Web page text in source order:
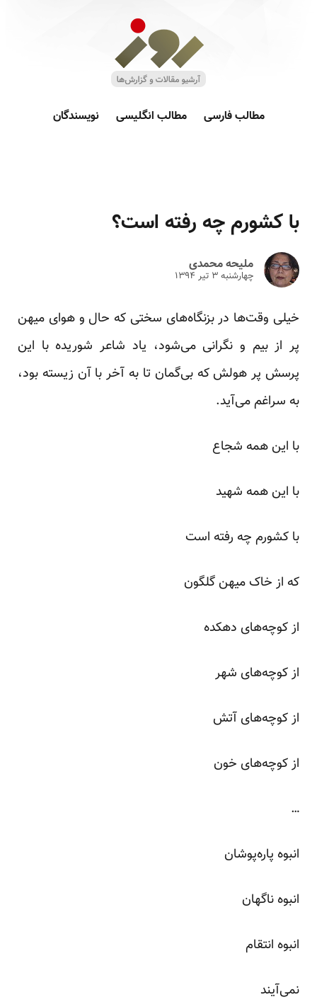
مطالب فارسی مطالب انگلیسی نویسندگان
با کشورم چه رفته است؟
ملیحه محمدی
چهارشنبه ۳ تير ۱۳۹۴
خیلی وقت‌ها در بزنگاه‌های سختی که حال و هوای میهن
پر از بیم و نگرانی می‌شود، یاد شاعر شوریده با این
پرسش پر هولش که بی‌گمان تا به آخر با آن زیسته بود،
به سراغم می‌آید.
با این همه شجاع
با این همه شهید
با کشورم چه رفته است
که از خاک میهن گلگون
از کوچه‌های دهکده
از کوچه‌های شهر
از کوچه‌های آتش
از کوچه‌های خون
…
انبوه پاره‌پوشان
انبوه ناگهان
انبوه انتقام
نمی‌آیند